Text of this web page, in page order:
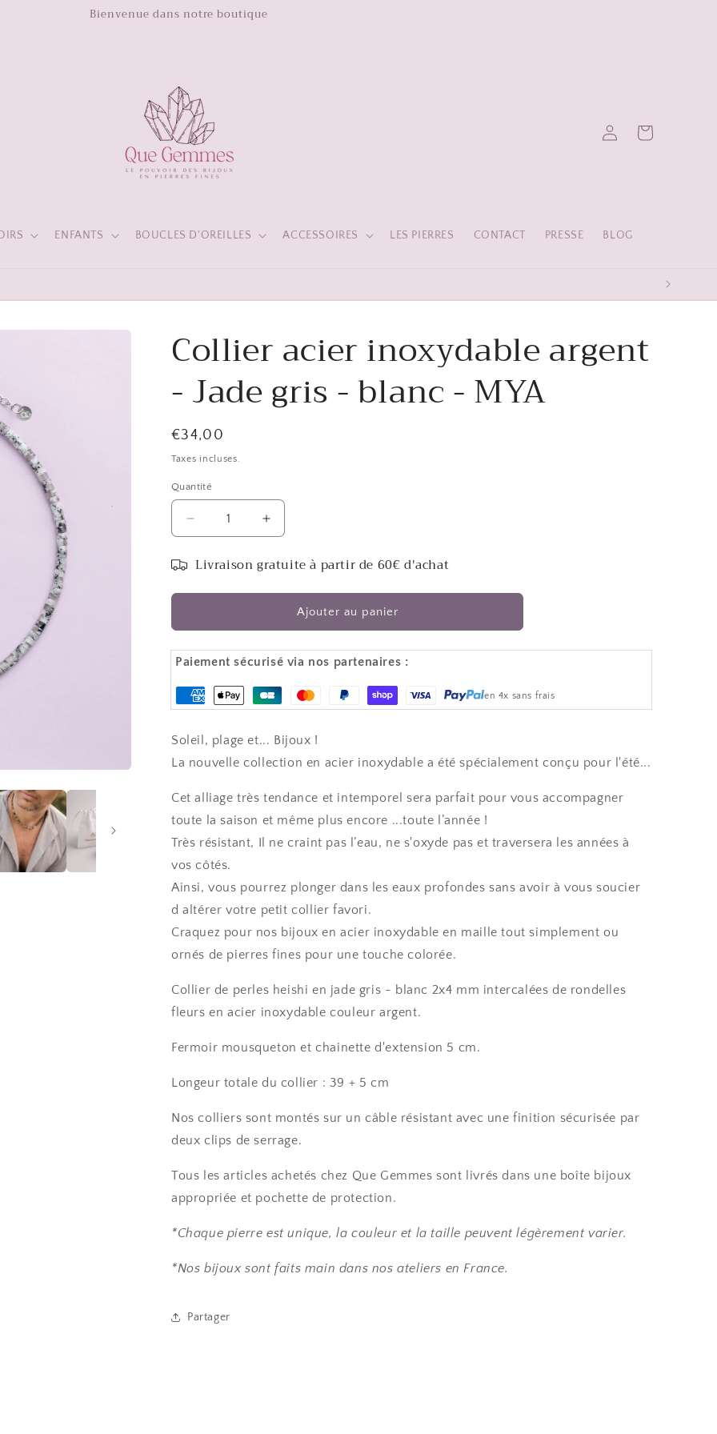
Bienvenue dans notre boutique
ENFANTS BOUCLES D'OREILLES ACCESSOIRES LES PIERRES CONTACT PRESSE BLOG
Connexion Panier
Collier acier inoxydable argent
- Jade gris - blanc - MYA
Prix
habituel
€34,00
Taxes incluses.
Quantité
Réduire
la
quantité
Collier
-
gris
-
-
MYA
Augmenter
la
quantité
Collier
-
gris
-
-
MYA
Livraison gratuite à partir de 60€ d'achat
Ajouter au panier
Paiement sécurisé via nos partenaires :
Moyens
paiement
en 4x sans frais
Soleil, plage et... Bijoux !
La nouvelle collection en acier inoxydable a été spécialement conçu pour l'été...
Cet alliage très tendance et intemporel sera parfait pour vous accompagner
toute la saison et même plus encore ...toute l’année !
Très résistant, Il ne craint pas l’eau, ne s'oxyde pas et traversera les années à
vos côtés.
Ainsi, vous pourrez plonger dans les eaux profondes sans avoir à vous soucier
d altérer votre petit collier favori.
Craquez pour nos bijoux en acier inoxydable en maille tout simplement ou
ornés de pierres fines pour une touche colorée.
Collier de perles heishi en jade gris - blanc 2x4 mm intercalées de rondelles
fleurs en acier inoxydable couleur argent.
Fermoir mousqueton et chainette d'extension 5 cm.
Longeur totale du collier : 39 + 5 cm
Nos colliers sont montés sur un câble résistant avec une finition sécurisée par
deux clips de serrage.
Tous les articles achetés chez Que Gemmes sont livrés dans une boîte bijoux
appropriée et pochette de protection.
*Chaque pierre est unique, la couleur et la taille peuvent légèrement varier.
*Nos bijoux sont faits main dans nos ateliers en France.
Partager